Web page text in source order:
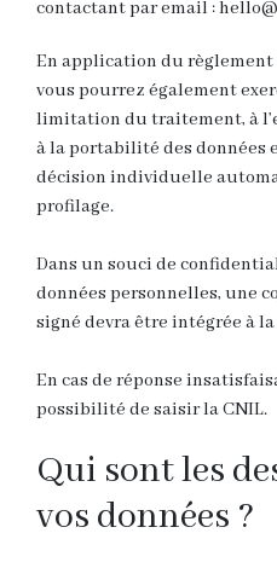
contactant par email :
En application du règlement
vous pourrez également
limitation du traitement, à
à la portabilité des données
décision individuelle
profilage.
Dans un souci de
données personnelles, une
signé devra être intégrée à
En cas de réponse
possibilité de saisir la CNIL.
Qui sont les
vos données ?